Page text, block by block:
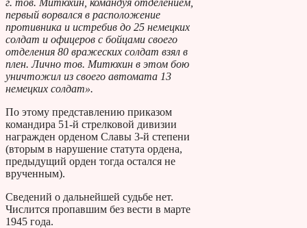
первый ворвался в расположение
противника и истребив до 25 немецких
солдат и офицеров с бойцами своего
отделения 80 вражеских солдат взял в
плен. Лично тов. Митюхин в этом бою
уничтожил из своего автомата 13
немецких солдат».
По этому представлению приказом
командира 51-й стрелковой дивизии
награжден орденом Славы 3-й степени
(вторым в нарушение статута ордена,
предыдущий орден тогда остался не
врученным).
Сведений о дальнейшей судьбе нет.
Числится пропавшим без вести в марте
1945 года.